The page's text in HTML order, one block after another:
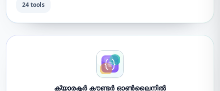
24 tools
ക്യാരക്ടർ കൗണ്ടർ ഓൺലൈനിൽ